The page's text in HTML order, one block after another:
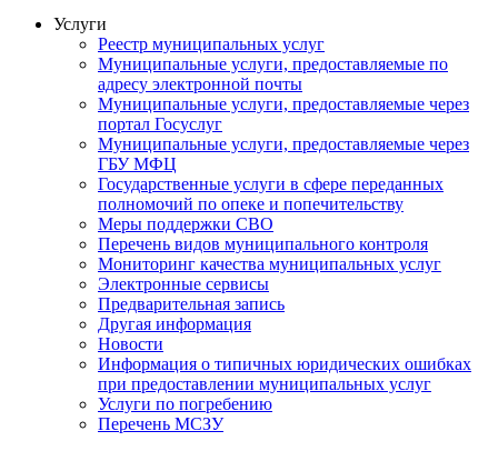
Услуги
Реестр муниципальных услуг
Муниципальные услуги, предоставляемые по
адресу электронной почты
Муниципальные услуги, предоставляемые через
портал Госуслуг
Муниципальные услуги, предоставляемые через
ГБУ МФЦ
Государственные услуги в сфере переданных
полномочий по опеке и попечительству
Меры поддержки СВО
Перечень видов муниципального контроля
Мониторинг качества муниципальных услуг
Электронные сервисы
Предварительная запись
Другая информация
Новости
Информация о типичных юридических ошибках
при предоставлении муниципальных услуг
Услуги по погребению
Перечень МСЗУ